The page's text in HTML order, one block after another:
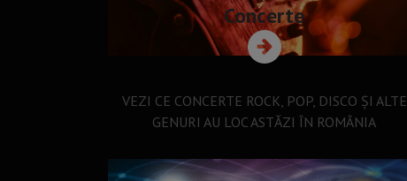
Concerte
VEZI CE CONCERTE ROCK, POP, DISCO ȘI ALTE
GENURI AU LOC ASTĂZI ÎN ROMÂNIA